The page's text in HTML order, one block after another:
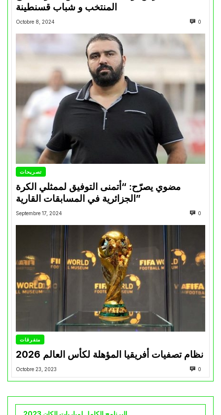
المنتخب و شباب قسنطينة
Octobre 8, 2024 0
تصريحات
مضوي يصرّح: “أتمنى التوفيق لممثلي الكرة
الجزائرية في المسابقات القارية”
Septembre 17, 2024 0
متفرقات
نظام تصفيات أفريقيا المؤهلة لكأس العالم 2026
Octobre 23, 2023 0